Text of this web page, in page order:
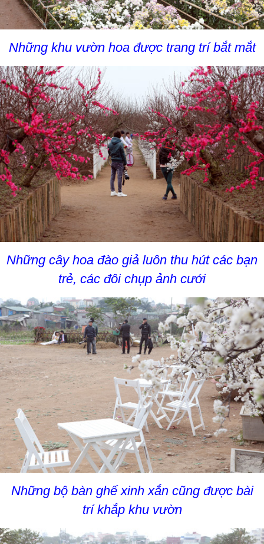
Những khu vườn hoa được trang trí bắt mắt
Những cây hoa đào giả luôn thu hút các bạn
trẻ, các đôi chụp ảnh cưới
Những bộ bàn ghế xinh xắn cũng được bài
trí khắp khu vườn